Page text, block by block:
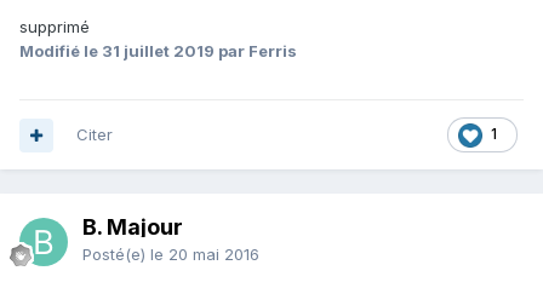
supprimé
Modifié le 31 juillet 2019 par Ferris
1
Citer
B. Majour
Posté(e) le 20 mai 2016